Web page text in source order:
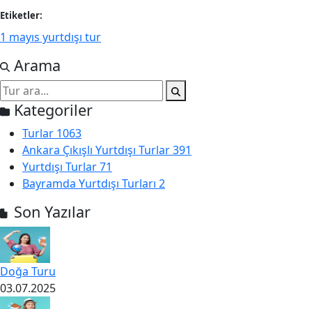
Etiketler:
1 mayıs yurtdışı tur
Arama
Kategoriler
Turlar 1063
Ankara Çıkışlı Yurtdışı Turlar391
Yurtdışı Turlar71
Bayramda Yurtdışı Turları 2
Son Yazılar
Doğa Turu
03.07.2025